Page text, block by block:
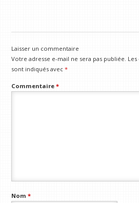
Laisser un commentaire
Votre adresse e-mail ne sera pas publiée.
sont indiqués avec*
Commentaire*
Nom*